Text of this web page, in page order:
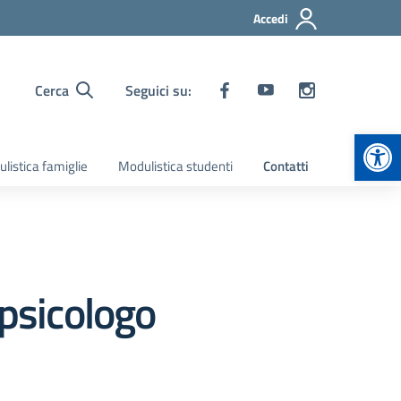
Accedi
Cerca Seguici su:
famiglie Modulistica studenti Contatti